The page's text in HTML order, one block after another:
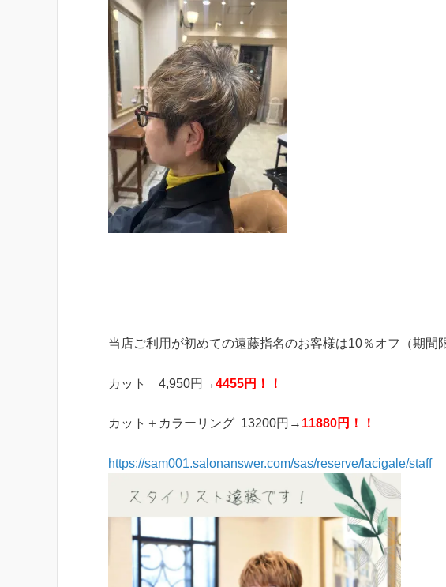
当店ご利用が初めての遠藤指名のお客様は10％オフ（期間
カット 4,950円→4455円！！
カット＋カラーリング 13200円→ 11880円！！
https://sam001.salonanswer.com/sas/reserve/lacigale/staff